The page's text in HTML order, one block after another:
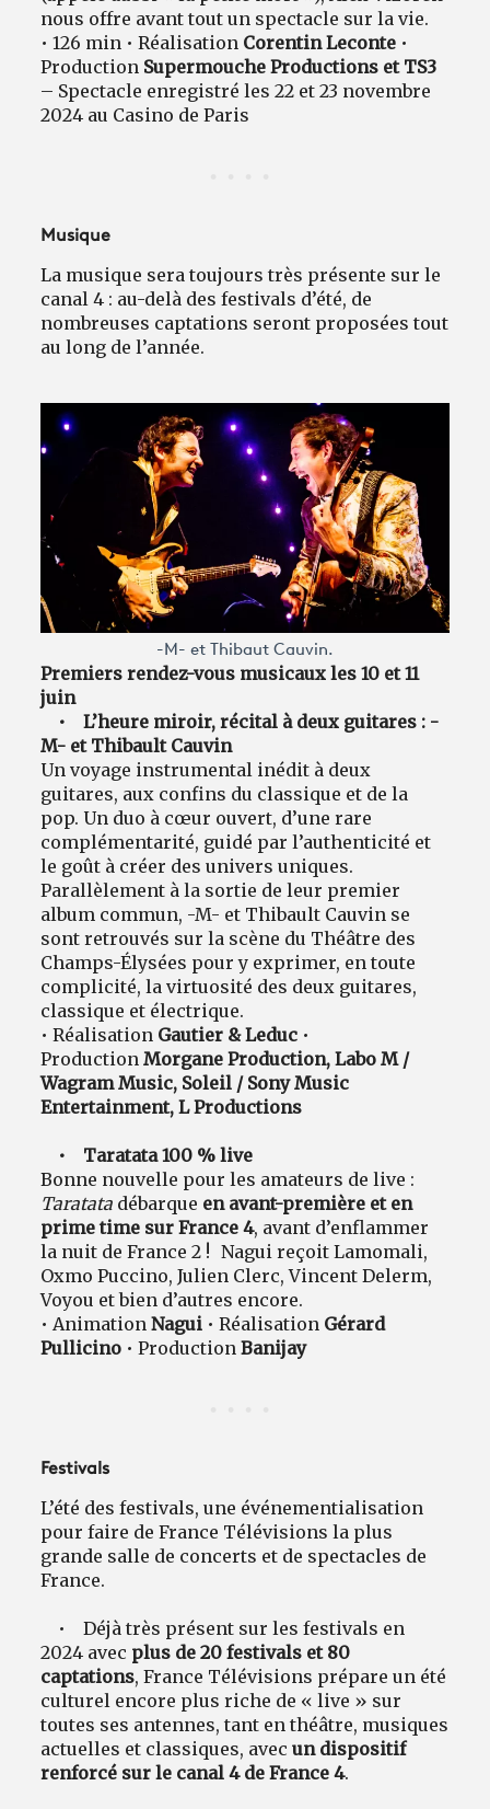
nous offre avant tout un spectacle sur la vie.
• 126 min • Réalisation Corentin Leconte •
Production Supermouche Productions et TS3
– Spectacle enregistré les 22 et 23 novembre
2024 au Casino de Paris
Musique
La musique sera toujours très présente sur le
canal 4 : au-delà des festivals d’été, de
nombreuses captations seront proposées tout
au long de l’année.
-M- et Thibaut Cauvin.
Premiers rendez-vous musicaux les 10 et 11
juin
• L’heure miroir, récital à deux guitares : -
M- et Thibault Cauvin
Un voyage instrumental inédit à deux
guitares, aux confins du classique et de la
pop. Un duo à cœur ouvert, d’une rare
complémentarité, guidé par l’authenticité et
le goût à créer des univers uniques.
Parallèlement à la sortie de leur premier
album commun, -M- et Thibault Cauvin se
sont retrouvés sur la scène du Théâtre des
Champs-Élysées pour y exprimer, en toute
complicité, la virtuosité des deux guitares,
classique et électrique.
• Réalisation Gautier & Leduc •
ProductionMorgane Production, Labo M /
Wagram Music, Soleil / Sony Music
Entertainment, L Productions
• Taratata 100 % live
Bonne nouvelle pour les amateurs de live :
Taratata débarque en avant-première et en
prime time sur France 4, avant d’enflammer
la nuit de France 2 ! Nagui reçoit Lamomali,
Oxmo Puccino, Julien Clerc, Vincent Delerm,
Voyou et bien d’autres encore.
• AnimationNagui • Réalisation Gérard
Pullicino • ProductionBanijay
Festivals
L’été des festivals, une événementialisation
pour faire de France Télévisions la plus
grande salle de concerts et de spectacles de
France.
• Déjà très présent sur les festivals en
2024 avec plus de 20 festivals et 80
captations, France Télévisions prépare un été
culturel encore plus riche de « live » sur
toutes ses antennes, tant en théâtre, musiques
actuelles et classiques, avecun dispositif
renforcé sur le canal 4 de France 4.